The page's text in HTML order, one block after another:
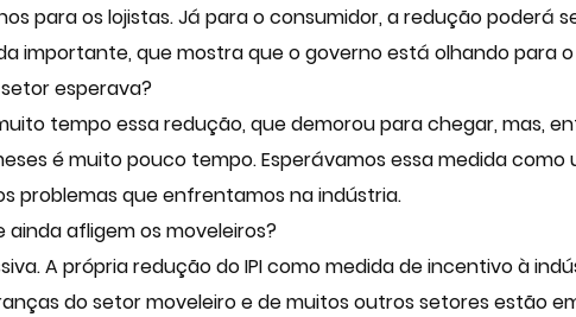
para os lojistas. Já para o consumidor, a redução poderá
importante, que mostra que o governo está olhando para
esperava?
tempo essa redução, que demorou para chegar, mas,
é muito pouco tempo. Esperávamos essa medida como
problemas que enfrentamos na indústria.
ainda afligem os moveleiros?
A própria redução do IPI como medida de incentivo à
do setor moveleiro e de muitos outros setores estão